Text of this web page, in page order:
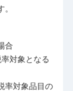
合
対象となる
率対象品目の